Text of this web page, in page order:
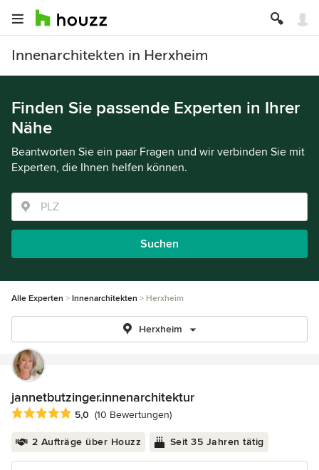
Innenarchitekten in Herxheim
Finden Sie passende Experten in Ihrer
Nähe
Beantworten Sie ein paar Fragen und wir verbinden Sie mit
Experten, die Ihnen helfen können.
Suchen
Alle Experten Innenarchitekten Herxheim
Herxheim
jannetbutzinger.innenarchitektur
Durchschnittliche Bewertung: 5 von 5 Sternen
5,0 (10 Bewertungen)
2 Aufträge über Houzz Seit 35 Jahren tätig